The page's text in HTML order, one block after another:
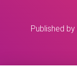
Published by